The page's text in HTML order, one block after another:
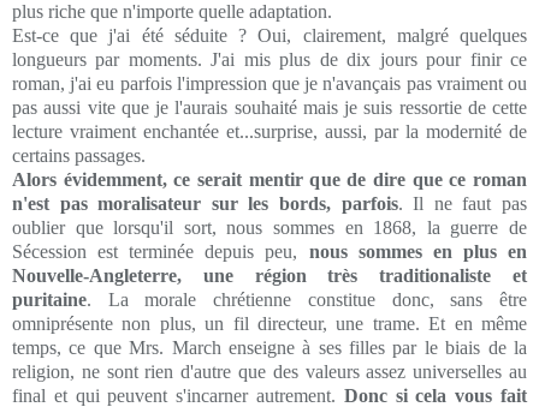
plus riche que n'importe quelle adaptation.
Est-ce que j'ai été séduite ? Oui, clairement, malgré quelques
longueurs par moments. J'ai mis plus de dix jours pour finir ce
roman, j'ai eu parfois l'impression que je n'avançais pas vraiment ou
pas aussi vite que je l'aurais souhaité mais je suis ressortie de cette
lecture vraiment enchantée et...surprise, aussi, par la modernité de
certains passages.
Alors évidemment, ce serait mentir que de dire que ce roman
n'est pas moralisateur sur les bords, parfois. Il ne faut pas
oublier que lorsqu'il sort, nous sommes en 1868, la guerre de
Sécession est terminée depuis peu, nous sommes en plus en
Nouvelle-Angleterre, une région très traditionaliste et
puritaine. La morale chrétienne constitue donc, sans être
omniprésente non plus, un fil directeur, une trame. Et en même
temps, ce que Mrs. March enseigne à ses filles par le biais de la
religion, ne sont rien d'autre que des valeurs assez universelles au
final et qui peuvent s'incarner autrement. Donc si cela vous fait